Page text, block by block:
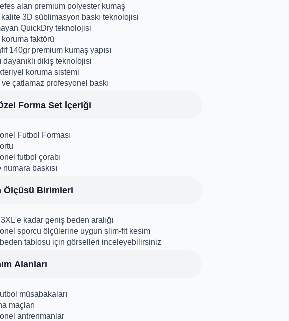
alan premium polyester kumaş
3D süblimasyon baskı teknolojisi
QuickDry teknolojisi
faktörü
140gr premium kumaş yapısı
dayanıklı dikiş teknolojisi
koruma sistemi
çatlamaz profesyonel baskı
Forma Set İçeriği
Futbol Forması
futbol çorabı
numara baskısı
Ölçüsü Birimleri
kadar geniş beden aralığı
sporcu ölçülerine uygun slim-fit kesim
beden tablosu için görselleri inceleyebilirsiniz
Alanları
müsabakaları
maçları
antrenmanlar